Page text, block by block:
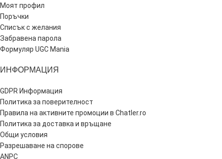
Моят профил
Поръчки
Списък с желания
Забравена парола
Формуляр UGC Mania
ИНФОРМАЦИЯ
GDPR Информация
Политика за поверителност
Правила на активните промоции в Chatler.ro
Политика за доставка и връщане
Общи условия
Разрешаване на спорове
ANPC